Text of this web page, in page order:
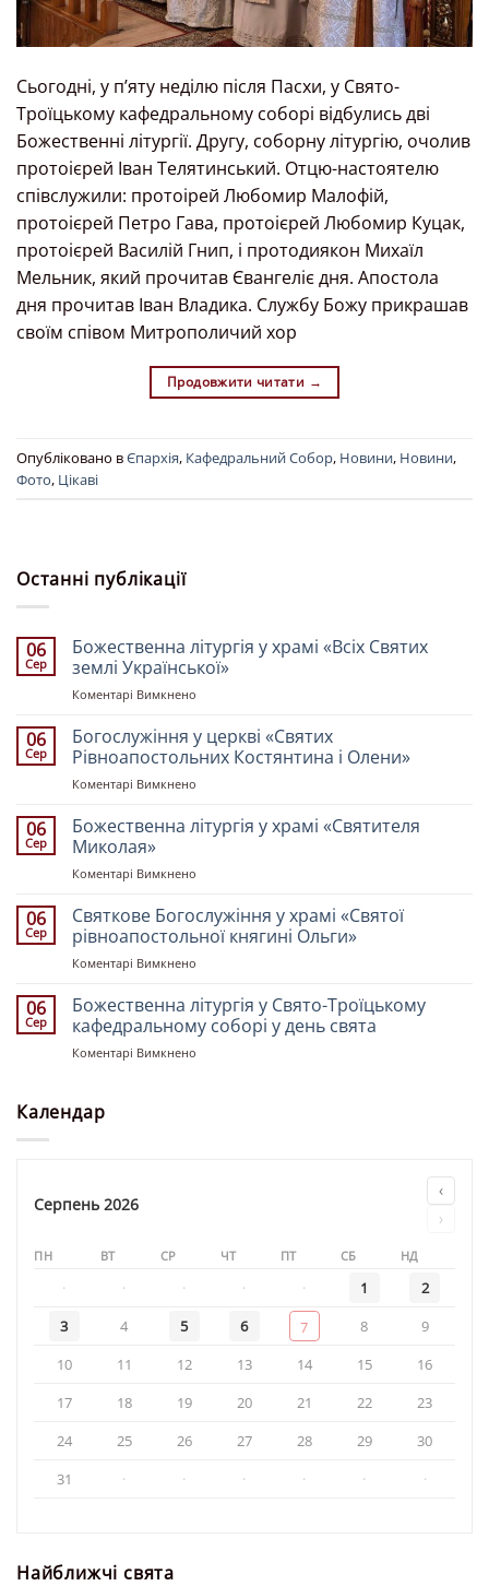
Сьогодні, у пʼяту неділю після Пасхи, у Свято-
Троїцькому кафедральному соборі відбулись дві
Божественні літургії. Другу, соборну літургію, очолив
протоієрей Іван Телятинський. Отцю-настоятелю
співслужили: протоірей Любомир Малофій,
протоієрей Петро Гава, протоієрей Любомир Куцак,
протоієрей Василій Гнип, і протодиякон Михаїл
Мельник, який прочитав Євангеліє дня. Апостола
дня прочитав Іван Владика. Службу Божу прикрашав
своїм співом Митрополичий хор
Продовжити читати →
Опубліковано вЄпархія, Кафедральний Собор, Новини, Новини,
Фото, Цікаві
Останні публікації
06
Сер
Божественна літургія у храмі «Всіх Святих
землі Української»
Коментарі Вимкнено
літургія
у
храмі
землі
Української»
06
Сер
Богослужіння у церкві «Святих
Рівноапостольних Костянтина і Олени»
Коментарі Вимкнено
у
церкві
і
Олени»
06
Сер
Божественна літургія у храмі «Святителя
Миколая»
Коментарі Вимкнено
літургія
храмі
06
Сер
Святкове Богослужіння у храмі «Святої
рівноапостольної княгині Ольги»
Коментарі Вимкнено
Богослужіння
храмі
06
Сер
Божественна літургія у Свято-Троїцькому
кафедральному соборі у день свята
Коментарі Вимкнено
Календар
Серпень 2026
‹
›
ПН ВТ СР ЧТ ПТ СБ НД
· · · · · 1
2
3
4 5 6 7 8
9
10
11 12 13 14 15
16
17
18 19 20 21 22
23
24
25 26 27 28 29
30
31
· · · · · ·
Найближчі свята